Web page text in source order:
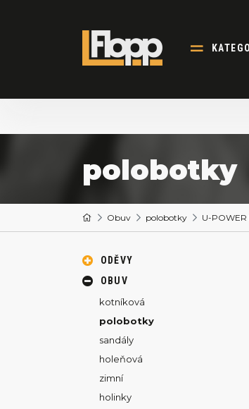
polobotky
Obuv polobotky U-POWER
ODĚVY
OBUV
kotníková
polobotky
sandály
holeňová
zimní
holinky